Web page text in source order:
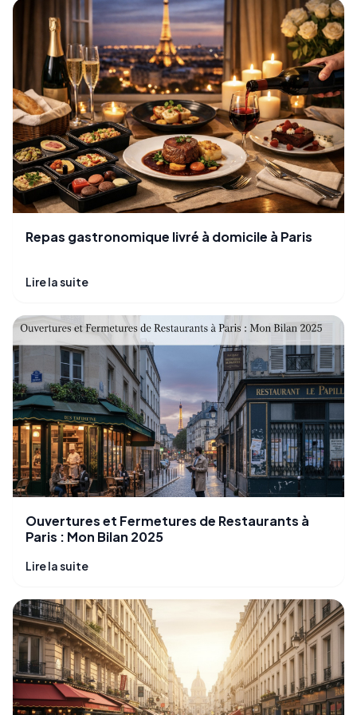
Repas gastronomique livré à domicile à Paris
Lire la suite
Ouvertures et Fermetures de Restaurants à
Paris : Mon Bilan 2025
Lire la suite